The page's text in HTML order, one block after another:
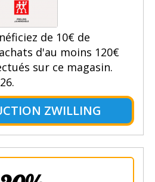
de 10€ de
d'au moins 120€
sur ce magasin.
ZWILLING